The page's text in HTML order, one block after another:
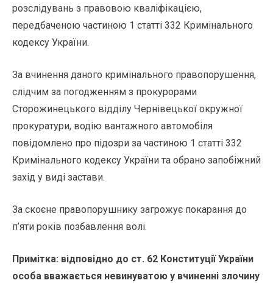
розслідувань з правовою кваліфікацією,
передбаченою частиною 1 статті 332 Кримінального
кодексу України.
За вчинення даного кримінального правопорушення,
слідчим за погодженням з прокурорами
Сторожинецького відділу Чернівецької окружної
прокуратури, водію вантажного автомобіля
повідомлено про підозри за частиною 1 статті 332
Кримінального кодексу України та обрано запобіжний
захід у виді застави.
За скоєне правопорушнику загрожує покарання до
п’яти років позбавлення волі.
Примітка: відповідно до ст. 62 Конституції України
особа вважається невинуватою у вчиненні злочину